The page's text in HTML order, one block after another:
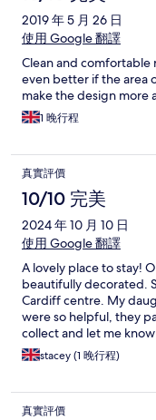
2019 年 5 月 26 日
使用 Google 翻譯
Clean and comfortable
even better if the area
make the design more
1 晚行程
真實評價
10/10 完美
2024 年 10 月 10 日
使用 Google 翻譯
A lovely place to stay!
beautifully decorated.
Cardiff centre. My
were so helpful, they
collect and let me
stacey (1 晚行程)
真實評價